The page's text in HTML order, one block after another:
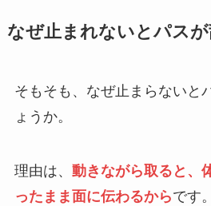
なぜ止まれないとパス
そもそも、なぜ止まらないと
ょうか。
理由は、 動きながら取ると、
ったまま面に伝わるからです。